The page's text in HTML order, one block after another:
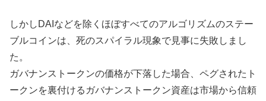
しかしDAIなどを除くほぼすべてのアルゴリズムのステー
ブルコインは、死のスパイラル現象で見事に失敗しまし
た。
ガバナンストークンの価格が下落した場合、ペグされたト
ークンを裏付けるガバナンストークン資産は市場から信頼